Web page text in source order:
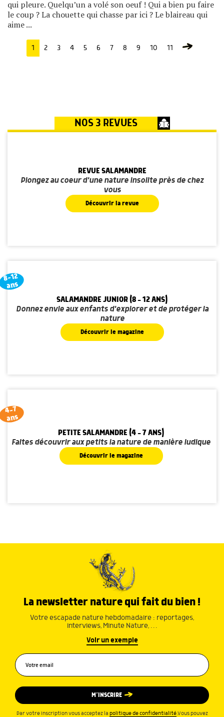
qui pleure. Quelqu’un a volé son oeuf ! Qui a bien pu faire
le coup ? La chouette qui chasse par ici ? Le blaireau qui
aime ...
1 2 3 4 5 6 7 8 9 10 11
NOS 3 REVUES
REVUE SALAMANDRE
Plongez au coeur d'une nature insolite près de chez
vous
Découvrir la revue
8-12
ans
SALAMANDRE JUNIOR (8 - 12 ANS)
Donnez envie aux enfants d'explorer et de protéger la
nature
Découvrir le magazine
4-7
ans
PETITE SALAMANDRE (4 - 7 ANS)
Faites découvrir aux petits la nature de manière ludique
Découvrir le magazine
La newsletter nature qui fait du bien !
Votre escapade nature hebdomadaire : reportages,
interviews, Minute Nature, …
Voir un exemple
M’INSCRIRE
Par votre inscription vous acceptez la politique de confidentialité.Vous pouvez